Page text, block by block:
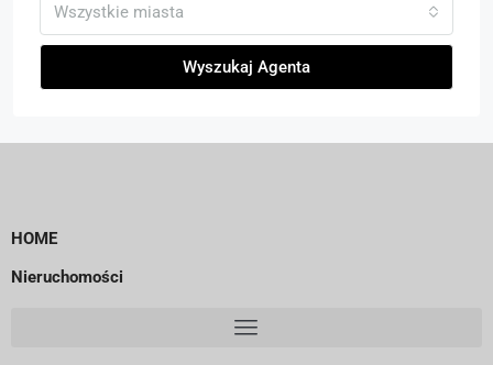
Wszystkie miasta
Wyszukaj Agenta
HOME
Nieruchomości